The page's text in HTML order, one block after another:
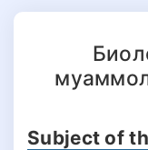
Subject of